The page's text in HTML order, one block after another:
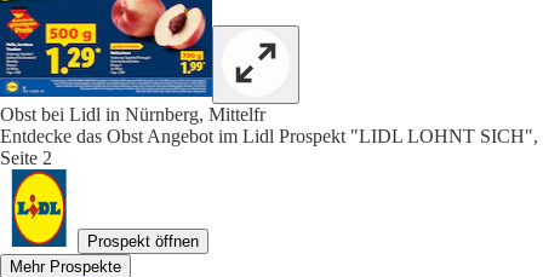
Obst bei Lidl in Nürnberg, Mittelfr
Entdecke das Obst Angebot im Lidl Prospekt "LIDL LOHNT SICH",
Seite 2
Prospekt öffnen
Mehr Prospekte